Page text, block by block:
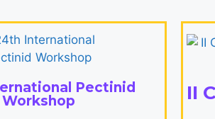
Pectinid
Workshop
II